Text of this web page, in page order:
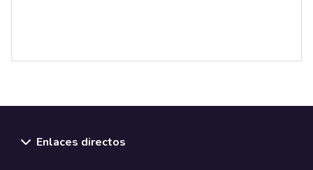
Enlaces directos